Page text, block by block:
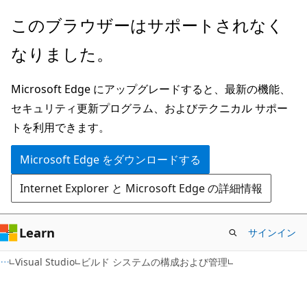
メ
ン
ン
テ
ン
ツ
に
ス
キ
ッ
プ
このブラウザーはサポートされなく
なりました。
Microsoft Edge にアップグレードすると、最新の機能、
セキュリティ更新プログラム、およびテクニカル サポー
トを利用できます。
Microsoft Edge をダウンロードする
Internet Explorer と Microsoft Edge の詳細情報
Learn サインイン
Visual Studio ビルド システムの構成および管理